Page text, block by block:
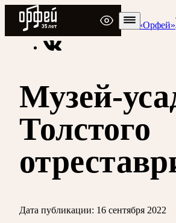
Радио Орфей
Радио классической музыки «Орфей»
Музей-
Толстого
Дата публикации: 16 сентября 2022